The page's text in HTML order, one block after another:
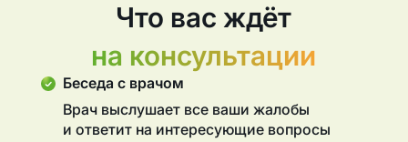
Что вас ждёт
на консультации
Беседа с врачом
Врач выслушает все ваши жалобы
и ответит на интересующие вопросы